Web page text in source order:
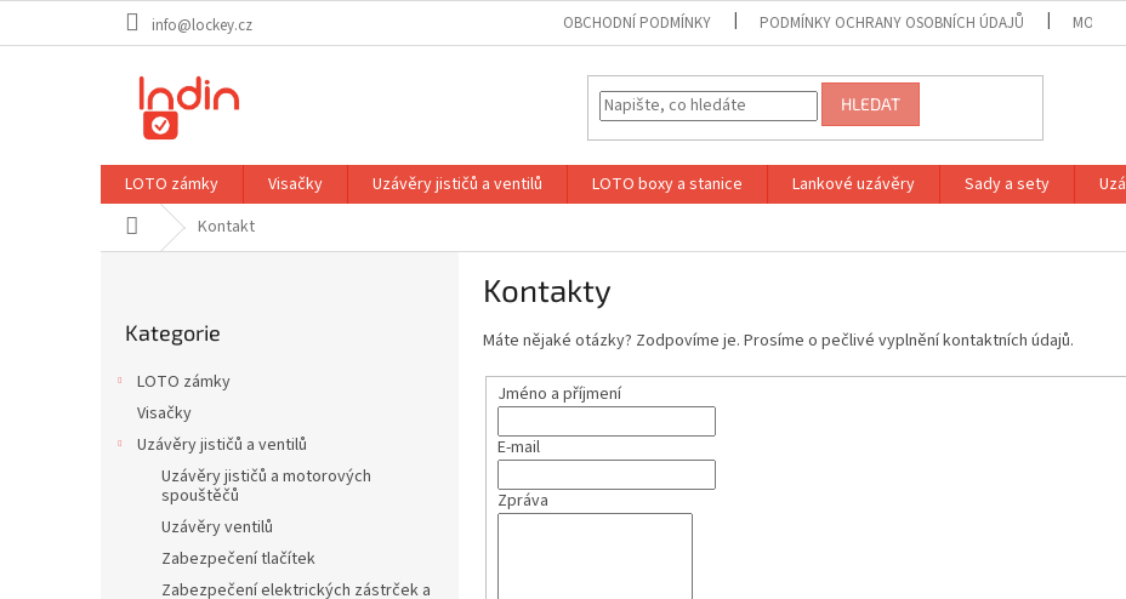
info@lockey.cz OBCHODNÍ PODMÍNKY PODMÍNKY OCHRANY OSOBNÍCH ÚDAJŮ MOJE
HLEDAT
LOTO zámky Visačky Uzávěry jističů a ventilů LOTO boxy a stanice Lankové uzávěry Sady a sety
Domů Kontakt
kategorie
Kategorie
LOTO zámky
Visačky
Uzávěry jističů a ventilů
Uzávěry jističů a motorových
spouštěčů
Uzávěry ventilů
Zabezpečení tlačítek
Zabezpečení elektrických zástrček a
Kontakty
Máte nějaké otázky? Zodpovíme je. Prosíme o pečlivé vyplnění kontaktních údajů.
Jméno a příjmení
E-mail
Zpráva